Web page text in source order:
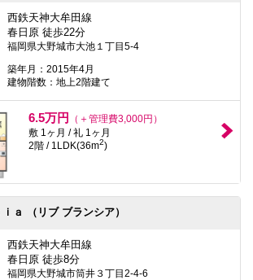
西鉄天神大牟田線
春日原 徒歩22分
福岡県大野城市大池１丁目5-4
築年月：2015年4月
建物階数：地上2階建て
6.5万円
（＋管理費3,000円）
敷 1ヶ月 / 礼 1ヶ月
2階 / 1LDK(36m2)
ａ （リブ ブランシア）
西鉄天神大牟田線
春日原 徒歩8分
福岡県大野城市筒井３丁目2-4-6